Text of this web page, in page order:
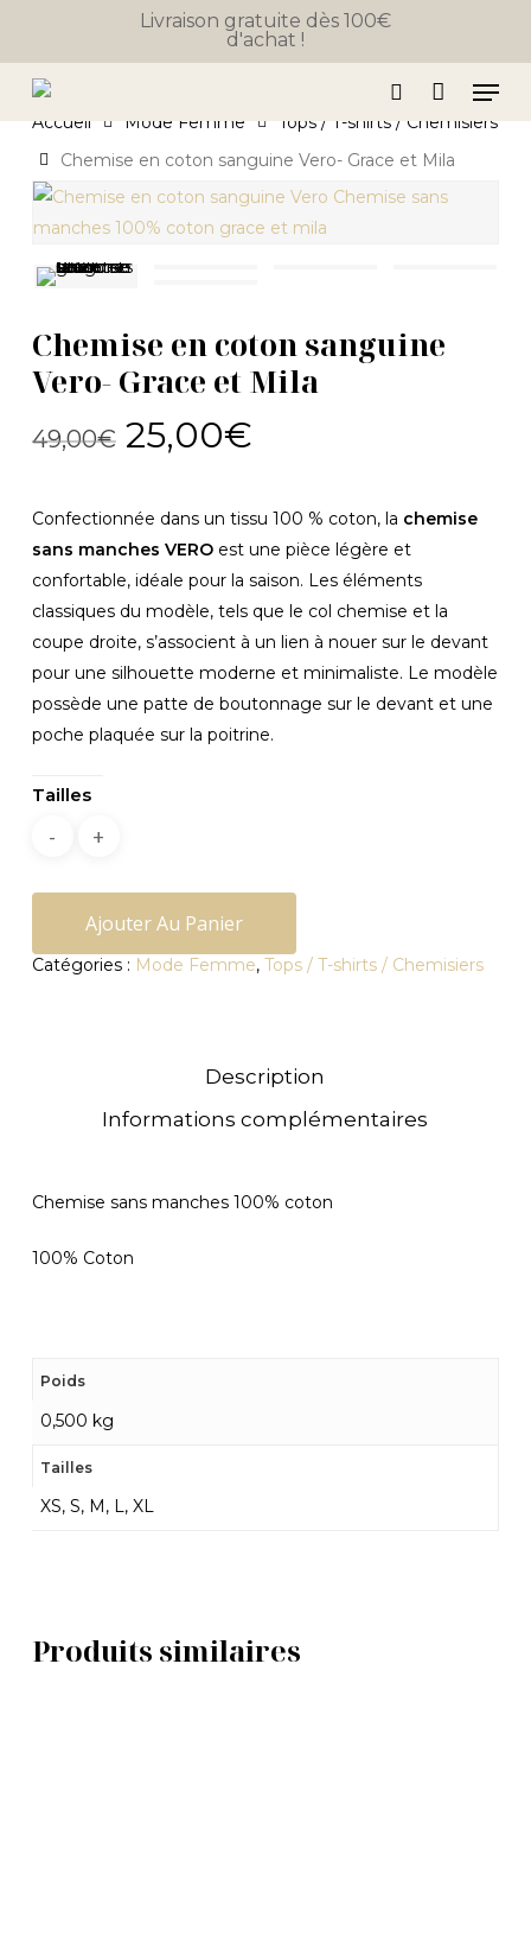
main
Livraison gratuite dès 100€
d'achat !
search
Accueil Mode Femme
Tops / T-shirts / Chemisiers
Chemise en coton sanguine Vero- Grace et Mila
Chemise en coton sanguine
Vero- Grace et Mila
49,00€ Le
initial
était :
49,00€.
25,00€Le
actuel
est :
25,00€.
Confectionnée dans un tissu 100 % coton, la chemise
sans manches VEROest une pièce légère et
confortable, idéale pour la saison. Les éléments
classiques du modèle, tels que le col chemise et la
coupe droite, s’associent à un lien à nouer sur le devant
pour une silhouette moderne et minimaliste. Le modèle
possède une patte de boutonnage sur le devant et une
poche plaquée sur la poitrine.
Tailles
Ajouter Au Panier
Catégories : Mode Femme, Tops / T-shirts / Chemisiers
Description
Informations complémentaires
Chemise sans manches 100% coton
100% Coton
Poids
0,500 kg
Tailles
XS, S, M, L, XL
Produits similaires